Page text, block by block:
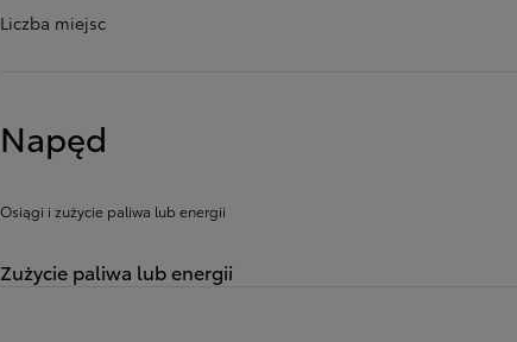
Liczba miejsc
Napęd
Osiągi i zużycie paliwa lub energii
Zużycie paliwa lub energii